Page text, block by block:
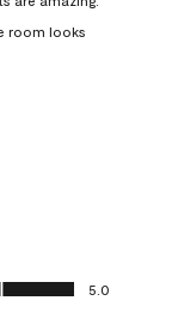
room looks
5.0